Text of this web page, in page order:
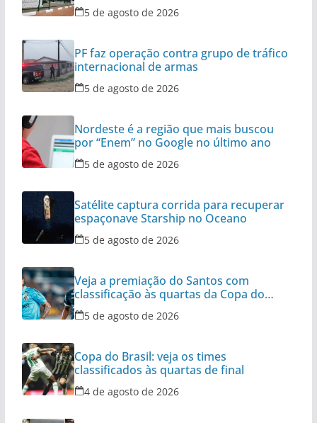
5 de agosto de 2026
PF faz operação contra grupo de tráfico
internacional de armas
5 de agosto de 2026
Nordeste é a região que mais buscou
por “Enem” no Google no último ano
5 de agosto de 2026
Satélite captura corrida para recuperar
espaçonave Starship no Oceano
5 de agosto de 2026
Veja a premiação do Santos com
classificação às quartas da Copa do
Brasil
5 de agosto de 2026
Copa do Brasil: veja os times
classificados às quartas de final
4 de agosto de 2026